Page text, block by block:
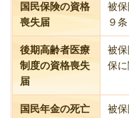
国民保険の資格
喪失届
被
９条
後期高齢者医療
制度の資格喪失
届
被
保に
国民年金の死亡
被